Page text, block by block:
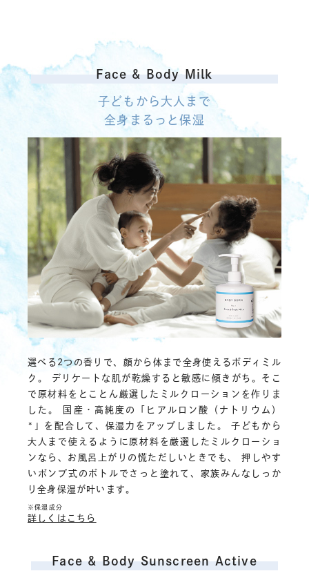
Face & Body Milk
子どもから大人まで
全身まるっと保湿
選べる2つの香りで、顔から体まで全身使えるボディミル
ク。 デリケートな肌が乾燥すると敏感に傾きがち。そこ
で原材料をとことん厳選したミルクローションを作りま
した。 国産・高純度の「ヒアルロン酸（ナトリウム）
*」を配合して、保湿力をアップしました。 子どもから
大人まで使えるように原材料を厳選したミルクローショ
ンなら、お風呂上がりの慌ただしいときでも、 押しやす
いポンプ式のボトルでさっと塗れて、家族みんなしっか
り全身保湿が叶います。
※保湿成分
詳しくはこちら
Face & Body Sunscreen Active